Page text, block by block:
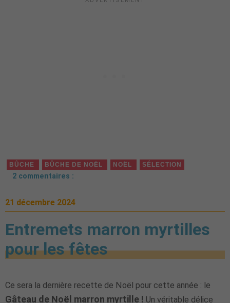
BÛCHE BÛCHE DE NOËL NOËL SÉLECTION
2 commentaires :
21 décembre 2024
Entremets marron myrtilles
pour les fêtes
Ce sera la dernière recette de Noël pour cette année : le
Gâteau de Noël marron myrtille ! Un véritable délice